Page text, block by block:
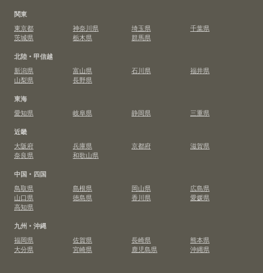
関東
東京都
神奈川県 埼玉県
千葉県
茨城県
栃木県
群馬県
北陸・甲信越
新潟県
富山県 石川県
福井県
山梨県
長野県
東海
愛知県
岐阜県 静岡県
三重県
近畿
大阪府
兵庫県 京都府
滋賀県
奈良県
和歌山県
中国・四国
鳥取県
島根県 岡山県
広島県
山口県
徳島県 香川県
愛媛県
高知県
九州・沖縄
福岡県
佐賀県 長崎県
熊本県
大分県
宮崎県 鹿児島県 沖縄県